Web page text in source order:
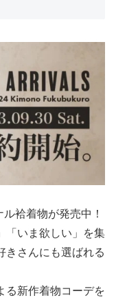
袷着物が発売中！
「いま欲しい」を集
きさんにも選ばれる
る新作着物コーデを